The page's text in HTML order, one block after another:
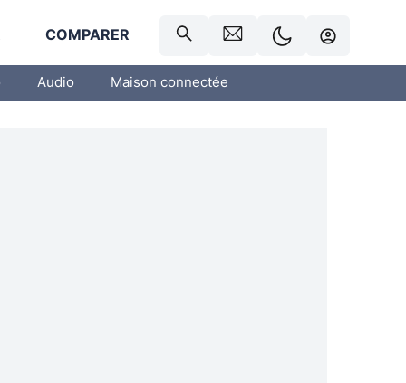
COMPARER
Audio Maison connectée